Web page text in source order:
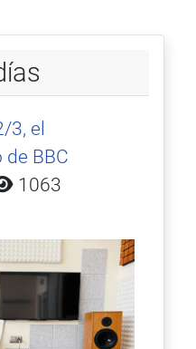
3, el
de BBC
1063